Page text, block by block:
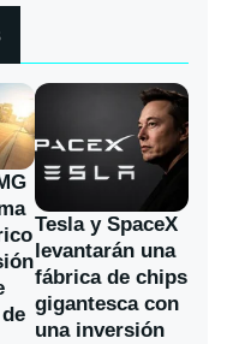
Tesla y SpaceX
levantarán una
fábrica de chips
gigantesca con
una inversión